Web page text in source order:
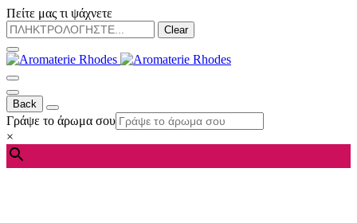
Πείτε μας τι ψάχνετε
Clear
Back
Γράψε το άρωμα σου
×